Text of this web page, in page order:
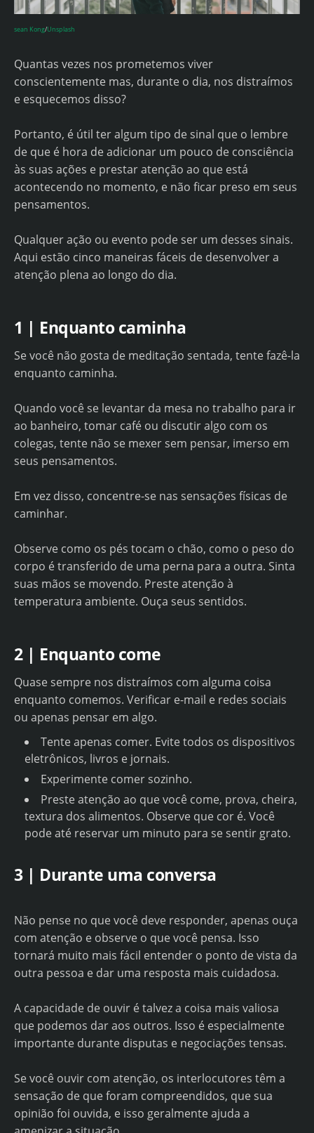
sean Kong/Unsplash
Quantas vezes nos prometemos viver
conscientemente mas, durante o dia, nos distraímos
e esquecemos disso?
Portanto, é útil ter algum tipo de sinal que o lembre
de que é hora de adicionar um pouco de consciência
às suas ações e prestar atenção ao que está
acontecendo no momento, e não ficar preso em seus
pensamentos.
Qualquer ação ou evento pode ser um desses sinais.
Aqui estão cinco maneiras fáceis de desenvolver a
atenção plena ao longo do dia.
1 | Enquanto caminha
Se você não gosta de meditação sentada, tente fazê-la
enquanto caminha.
Quando você se levantar da mesa no trabalho para ir
ao banheiro, tomar café ou discutir algo com os
colegas, tente não se mexer sem pensar, imerso em
seus pensamentos.
Em vez disso, concentre-se nas sensações físicas de
caminhar.
Observe como os pés tocam o chão, como o peso do
corpo é transferido de uma perna para a outra. Sinta
suas mãos se movendo. Preste atenção à
temperatura ambiente. Ouça seus sentidos.
2 | Enquanto come
Quase sempre nos distraímos com alguma coisa
enquanto comemos. Verificar e-mail e redes sociais
ou apenas pensar em algo.
Tente apenas comer. Evite todos os dispositivos
eletrônicos, livros e jornais.
Experimente comer sozinho.
Preste atenção ao que você come, prova, cheira,
textura dos alimentos. Observe que cor é. Você
pode até reservar um minuto para se sentir grato.
3 | Durante uma conversa
Não pense no que você deve responder, apenas ouça
com atenção e observe o que você pensa. Isso
tornará muito mais fácil entender o ponto de vista da
outra pessoa e dar uma resposta mais cuidadosa.
A capacidade de ouvir é talvez a coisa mais valiosa
que podemos dar aos outros. Isso é especialmente
importante durante disputas e negociações tensas.
Se você ouvir com atenção, os interlocutores têm a
sensação de que foram compreendidos, que sua
opinião foi ouvida, e isso geralmente ajuda a